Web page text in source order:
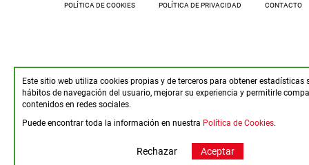
Este sitio web utiliza cookies propias y de terceros para obtener estadísticas
hábitos de navegación del usuario, mejorar su experiencia y permitirle
contenidos en redes sociales.
Puede encontrar toda la información en nuestra Política de Cookies.
Rechazar Aceptar
POLÍTICA DE COOKIES POLÍTICA DE PRIVACIDAD CONTACTO